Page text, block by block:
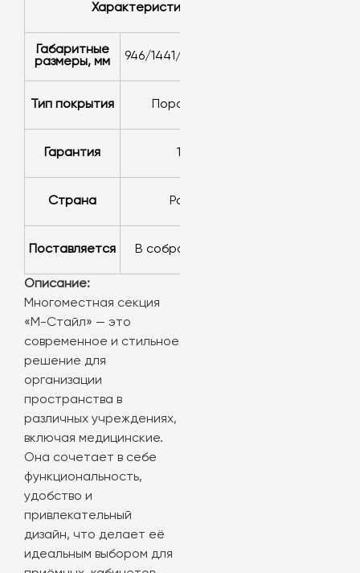
Характеристики
размеры, мм
946/1441/1936x791x560
Тип покрытия порошковое
Гарантия
Страна Россия
Поставляется в cобранном виде
Описание:
Многоместная секция
«М-Стайл» — это
современное и стильное
решение для
организации
пространства в
различных учреждениях,
включая медицинские.
Она сочетает в себе
функциональность,
удобство и
привлекательный
дизайн, что делает её
идеальным выбором для